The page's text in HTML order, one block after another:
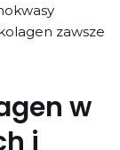
zawsze
w
i